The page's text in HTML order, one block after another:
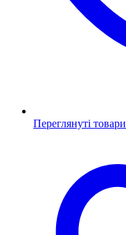
Переглянуті товари